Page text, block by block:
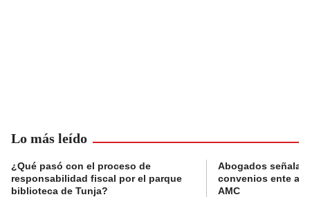
Lo más leído
¿Qué pasó con el proceso de
responsabilidad fiscal por el parque
biblioteca de Tunja?
Abogados
convenios ente
AMC